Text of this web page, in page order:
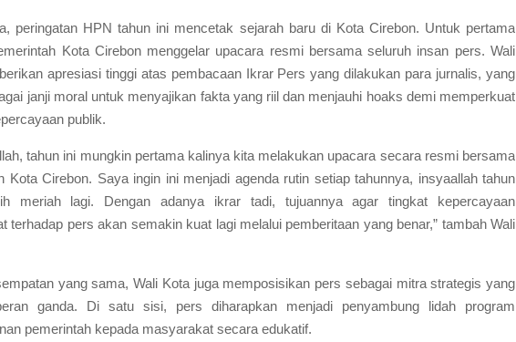
peringatan HPN tahun ini mencetak sejarah baru di Kota Cirebon. Untuk pertama
Kota Cirebon menggelar upacara resmi bersama seluruh insan pers. Wali
apresiasi tinggi atas pembacaan Ikrar Pers yang dilakukan para jurnalis, yang
janji moral untuk menyajikan fakta yang riil dan menjauhi hoaks demi memperkuat
publik.
tahun ini mungkin pertama kalinya kita melakukan upacara secara resmi bersama
Kota Cirebon. Saya ingin ini menjadi agenda rutin setiap tahunnya, insyaallah tahun
meriah lagi. Dengan adanya ikrar tadi, tujuannya agar tingkat kepercayaan
terhadap pers akan semakin kuat lagi melalui pemberitaan yang benar,” tambah Wali
yang sama, Wali Kota juga memposisikan pers sebagai mitra strategis yang
ganda. Di satu sisi, pers diharapkan menjadi penyambung lidah program
pemerintah kepada masyarakat secara edukatif.